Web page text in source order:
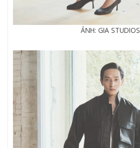
ẢNH: GIA STUDIOS